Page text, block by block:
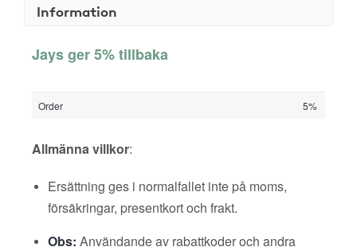
Information
Jays ger 5% tillbaka
Order 5%
Allmänna villkor:
Ersättning ges i normalfallet inte på moms,
försäkringar, presentkort och frakt.
Obs: Användande av rabattkoder och andra